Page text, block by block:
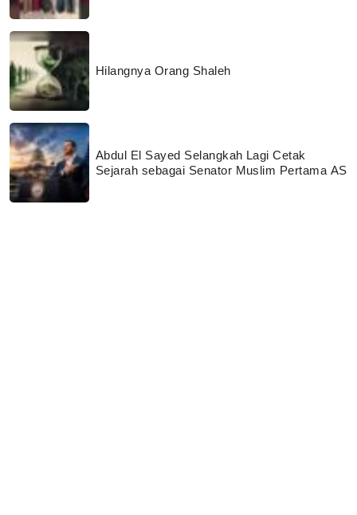
Hilangnya Orang Shaleh
Abdul El Sayed Selangkah Lagi Cetak
Sejarah sebagai Senator Muslim Pertama AS